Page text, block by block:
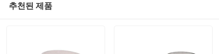
추천된 제품